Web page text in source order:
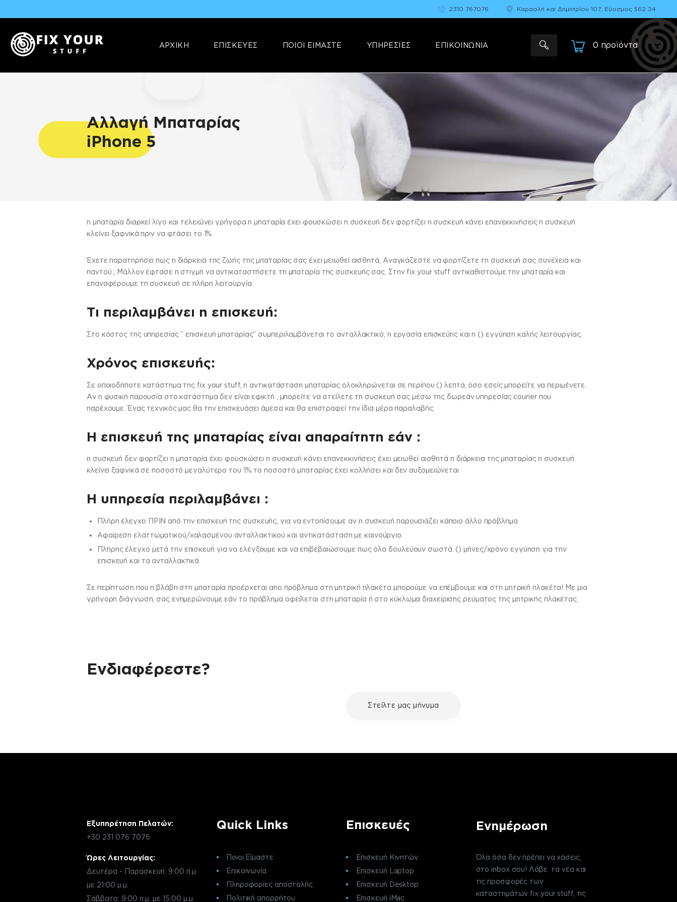
2310 767076 Καραολή και Δημητρίου 107, Εύοσμος 562 24
ΑΡΧΙΚΗ ΕΠΙΣΚΕΥΕΣ ΠΟΙΟΙ ΕΙΜΑΣΤΕ ΥΠΗΡΕΣΙΕΣ ΕΠΙΚΟΙΝΩΝΙΑ 0 προϊόντα-
Επισκευές & Πωλήσεις Ηλεκτρονικών Συσκευών &Αξεσουάρ
Αλλαγή Μπαταρίας
iPhone 5
η μπαταρία διαρκεί λίγο και τελειώνει γρήγορα η μπαταρία έχει φουσκώσει η συσκευή δεν φορτίζει η συσκευή κάνει επανεκκινήσεις η συσκευή
κλείνει ξαφνικά πριν να φτάσει το 1%
Έχετε παρατηρήσει πως η διάρκεια της ζωής της μπαταρίας σας έχει μειωθεί αισθητά; Αναγκάζεστε να φορτίζετε τη συσκευή σας συνέχεια και
παντού ; Μάλλον έφτασε η στιγμή να αντικαταστήσετε τη μπαταρία της συσκευής σας. Στην fix your stuff αντικαθιστούμε την μπαταρία και
επαναφέρουμε τη συσκευή σε πλήρη λειτουργία.
Τι περιλαμβάνει η επισκευή:
Στo κόστος της υπηρεσίας ” επισκευή μπαταρίας” συμπεριλαμβάνεται το ανταλλακτικό, η εργασία επισκεύης και η () εγγύηση καλής λειτουργίας.
Χρόνος επισκευής:
Σε οποιοδήποτε κατάστημα της fix your stuff, η αντικατάσταση μπαταρίας ολοκληρώνεται σε περίπου () λεπτά, όσο εσείς μπορείτε να περιμένετε.
Αν η φυσική παρουσία στο κατάστημα δεν είναι εφικτή , μπορείτε να στείλετε τη συσκευή σας μέσω της δωρεάν υπηρεσίας courier που
παρέχουμε. Ένας τεχνικός μας θα την επισκευάσει άμεσα και θα επιστραφεί την ίδια μέρα παραλαβής.
Η επισκευή της μπαταρίας είναι απαραίτητη εάν :
η συσκευή δεν φορτίζει η μπαταρία έχει φουσκώσει η συσκευή κάνει επανεκκινήσεις έχει μειωθεί αισθητά η διάρκεια της μπαταρίας η συσκευή
κλείνει ξαφνικά σε ποσοστό μεγαλύτερο του 1% το ποσοστό μπαταρίας έχει κολλήσει και δεν αυξομειώνεται
H υπηρεσία περιλαμβάνει :
Πλήρη έλεγχο ΠΡΙΝ από την επισκευή της συσκευής, για να εντοπίσουμε αν η συσκευή παρουσιάζει κάποιο άλλο πρόβλημα
Αφαίρεση ελαττωματικού/χαλασμένου ανταλλακτικού και αντικατάσταση με καινούργιο.
Πλήρης έλεγχο μετά την επισκευή για να ελέγξουμε και να επιβεβαιώσουμε πως όλα δουλεύουν σωστά. () μήνες/χρόνο εγγύηση για την
επισκευή και τα ανταλλακτικά
Σε περίπτωση που η βλάβη στη μπαταρία προέρχεται απο πρόβλημα στη μητρική πλακέτα μπορούμε να επέμβουμε και στη μητρική πλακέτα! Με μια
γρήγορη διάγνωση, σας ενημερώνουμε εάν το πρόβλημα οφείλεται στη μπαταρία ή στο κύκλωμα διαχείρισης ρεύματος της μητρικής πλακέτας.
Ενδιαφέρεστε?
Στείλτε μας μήνυμα
Εξυπηρέτηση Πελατών:
+30 231 076 7076
Ώρες Λειτουργίας:
Δευτέρα - Παρασκευή: 9:00 π.μ.
με 21:00 μ.μ.
Σάββατο: 9:00 π.μ. με 15:00 μ.μ.
Quick Links
Ποιοι Είμαστε
Επικοινωνία
Πληροφορίες αποστολής
Πολιτική απορρήτου
Επισκευές
Επισκευή Κινητών
Επισκευή Laptop
Επισκευή Desktop
Επισκευή iMac
Ενημέρωση
Όλα όσα δεν πρέπει να χάσεις,
στο inbox σου! Λάβε τα νέα και
τις προσφορές των
καταστημάτων fix your stuff, τις